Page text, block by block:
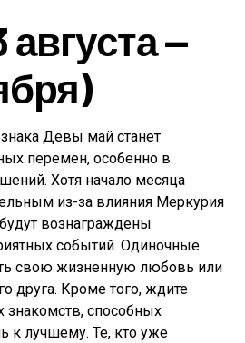
августа —
Девы май станет
перемен, особенно в
Хотя начало месяца
из-за влияния Меркурия
вознаграждены
событий. Одиночные
свою жизненную любовь или
друга. Кроме того, ждите
способных
к лучшему. Те, кто уже